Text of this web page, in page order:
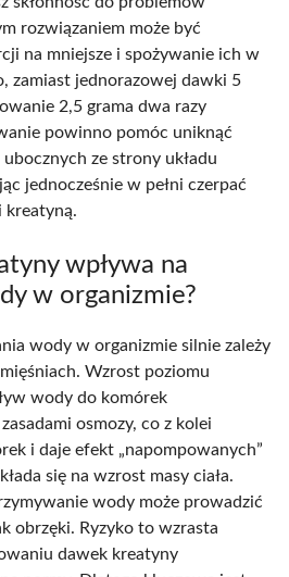
rozwiązaniem może być
na mniejsze i spożywanie ich w
zamiast jednorazowej dawki 5
2,5 grama dwa razy
powinno pomóc uniknąć
ze strony układu
jednocześnie w pełni czerpać
kreatyną.
wpływa na
w organizmie?
wody w organizmie silnie zależy
Wzrost poziomu
wody do komórek
osmozy, co z kolei
i daje efekt „napompowanych”
się na wzrost masy ciała.
wody może prowadzić
obrzęki. Ryzyko to wzrasta
dawek kreatyny